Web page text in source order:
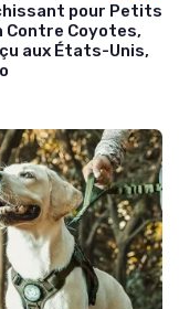
pour Petits
Contre Coyotes,
aux États-Unis,